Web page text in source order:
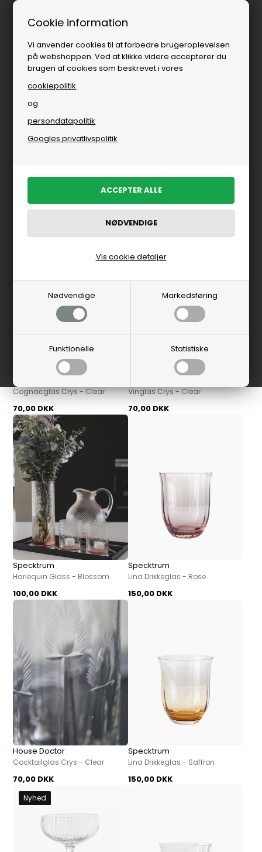
Cookie information
Vi anvender cookies til at forbedre brugeroplevelsen
på webshoppen. Ved at klikke videre accepterer du
brugen af cookies som beskrevet i vores
cookiepolitik
og
persondatapolitik
Googles privatlivspolitik
Nødvendige Markedsføring
Funktionelle Statistiske
Vis cookie detaljer
Bolig» Køkken
FILTRER PRODUKTER
House Doctor
Cognacglas Crys - Clear
70,00 DKK
Vinglas Crys - Clear
70,00 DKK
Specktrum
Harlequin Glass - Blossom
100,00 DKK
Specktrum
Lina Drikkeglas - Rose
150,00 DKK
House Doctor
Cocktailglas Crys - Clear
70,00 DKK
Specktrum
Lina Drikkeglas - Saffron
150,00 DKK
Nyhed